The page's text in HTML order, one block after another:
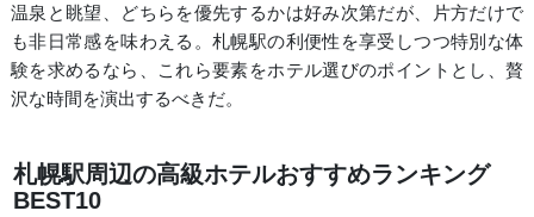
温泉と眺望、どちらを優先するかは好み次第だが、片方だけで
も非日常感を味わえる。札幌駅の利便性を享受しつつ特別な体
験を求めるなら、これら要素をホテル選びのポイントとし、贅
沢な時間を演出するべきだ。
札幌駅周辺の高級ホテルおすすめランキング
BEST10